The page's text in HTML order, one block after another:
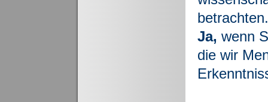
betrachten.
Ja, wenn
die wir